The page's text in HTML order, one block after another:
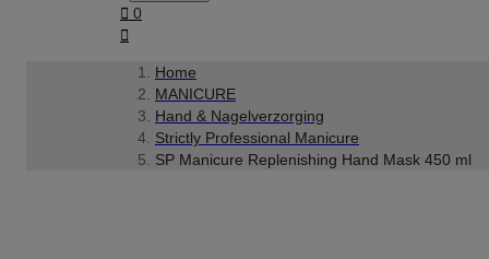
 0

Home
MANICURE
Hand & Nagelverzorging
Strictly Professional Manicure
SP Manicure Replenishing Hand Mask 450 ml